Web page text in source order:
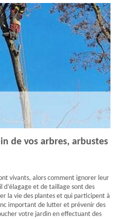
de vos arbres, arbustes
vivants, alors comment ignorer leur
d’élagage et de taillage sont des
la vie des plantes et qui participent à
important de lutter et prévenir des
votre jardin en effectuant des